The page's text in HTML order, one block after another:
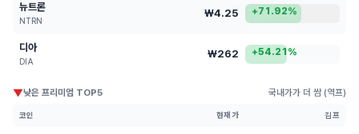
뉴트론
NTRN
₩4.25 +71.92%
디아
DIA
₩262 +54.21%
▼낮은 프리미엄 TOP5 국내가가 더 쌈 (역프)
코인 현재가 김프